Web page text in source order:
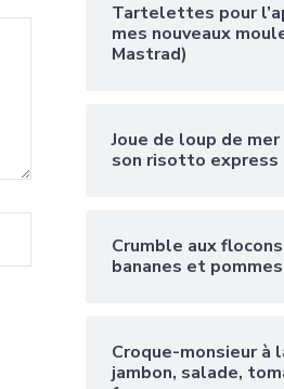
Tartelettes pour
mes nouveaux
Mastrad)
Joue de loup de
son risotto express
Crumble aux flocons
bananes et
Croque-monsieur à
jambon, salade,